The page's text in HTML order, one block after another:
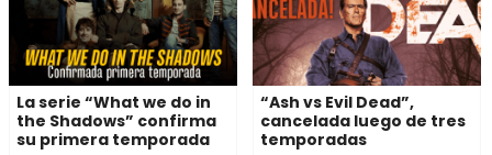
La serie “What we do in
the Shadows” confirma
su primera temporada
“Ash vs Evil Dead”,
cancelada luego de tres
temporadas